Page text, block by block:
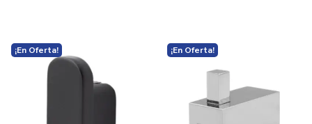
¡En Oferta! ¡En Oferta!